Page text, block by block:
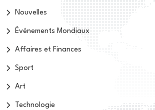
Nouvelles
Événements Mondiaux
Affaires et Finances
Sport
Art
Technologie